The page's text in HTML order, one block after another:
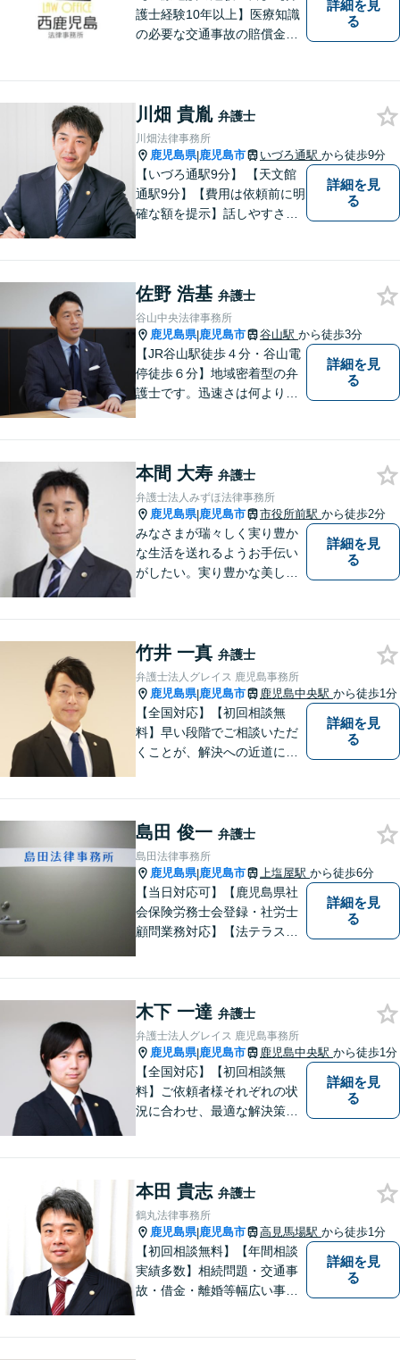
護士経験10年以上】医療知識
の必要な交通事故の賠償金請
さい。依頼者様との信頼関係
を大切に解決へ向けて尽力い
たします。【休日・夜間対応
可】
詳細を見
る
川畑 貴胤 弁護士
川畑法律事務所
鹿児島県|鹿児島市 いづろ通駅 から徒歩9分
【いづろ通駅9分】 【天文館
通駅9分】【費用は依頼前に明
確な額を提示】話しやすさを
で、お悩みの解決に向けて丁
寧にアドバイスしていきま
す。
詳細を見
る
佐野 浩基 弁護士
谷山中央法律事務所
鹿児島県|鹿児島市 谷山駅 から徒歩3分
【JR谷山駅徒歩４分・谷山電
停徒歩６分】地域密着型の弁
護士です。迅速さは何よりの
詳細を見
る
本間 大寿 弁護士
弁護士法人みずほ法律事務所
鹿児島県|鹿児島市 市役所前駅 から徒歩2分
みなさまが瑞々しく実り豊か
な生活を送れるようお手伝い
がしたい。実り豊かな美しい
なさまと一緒に成長させてい
ただきたい。それが私たち，
みずほ法律事務所の思いで
す。
詳細を見
る
竹井 一真 弁護士
弁護士法人グレイス 鹿児島事務所
鹿児島県|鹿児島市 鹿児島中央駅 から徒歩1分
【全国対応】【初回相談無
料】早い段階でご相談いただ
くことが、解決への近道にな
どんなご相談でも、どうぞお
気軽にお声がけください。
【電話・WEB相談も対応可
能】
詳細を見
る
島田 俊一 弁護士
島田法律事務所
鹿児島県|鹿児島市 上塩屋駅 から徒歩6分
【当日対応可】【鹿児島県社
会保険労務士会登録・社労士
顧問業務対応】【法テラス対
詳細を見
る
木下 一達 弁護士
弁護士法人グレイス 鹿児島事務所
鹿児島県|鹿児島市 鹿児島中央駅 から徒歩1分
【全国対応】【初回相談無
料】ご依頼者様それぞれの状
況に合わせ、最適な解決策を
き合い、解決までしっかりサ
ポートします。【電話・WEB
相談も対応可能】
詳細を見
る
本田 貴志 弁護士
鶴丸法律事務所
鹿児島県|鹿児島市 高見馬場駅 から徒歩1分
【初回相談無料】【年間相談
実績多数】相続問題・交通事
故・借金・離婚等幅広い事件
詳細を見
る